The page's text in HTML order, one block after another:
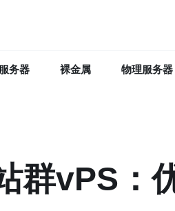
务器 裸金属 物理服务器
群vPS：